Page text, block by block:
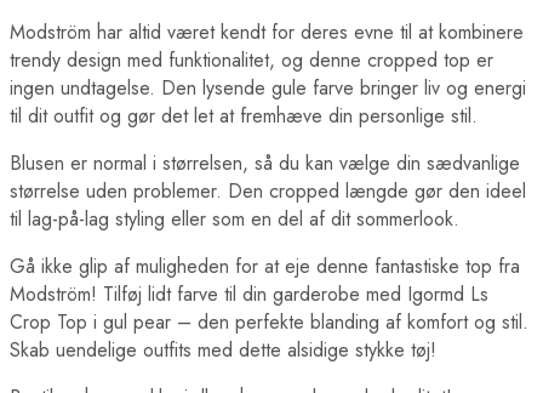
Modström har altid været kendt for deres evne til at kombinere
trendy design med funktionalitet, og denne cropped top er
ingen undtagelse. Den lysende gule farve bringer liv og energi
til dit outfit og gør det let at fremhæve din personlige stil.
Blusen er normal i størrelsen, så du kan vælge din sædvanlige
størrelse uden problemer. Den cropped længde gør den ideel
til lag-på-lag styling eller som en del af dit sommerlook.
Gå ikke glip af muligheden for at eje denne fantastiske top fra
Modström! Tilføj lidt farve til din garderobe med Igormd Ls
Crop Top i gul pear – den perfekte blanding af komfort og stil.
Skab uendelige outfits med dette alsidige stykke tøj!